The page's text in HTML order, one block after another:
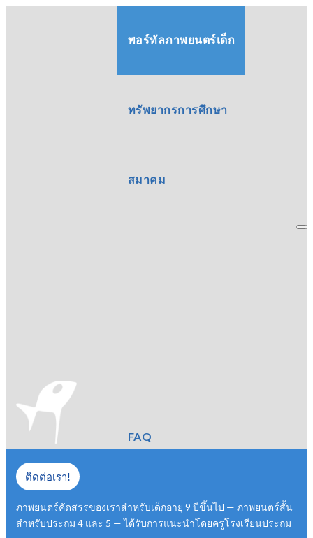
พอร์ทัลภาพยนตร์เด็ก
ทรัพยากรการศึกษา
สมาคม
FAQ
ติดต่อเรา!
ภาพยนตร์คัดสรรของเราสำหรับเด็กอายุ 9 ปีขึ้นไป — ภาพยนตร์สั้น
สำหรับประถม 4 และ 5 — ได้รับการแนะนำโดยครูโรงเรียนประถม